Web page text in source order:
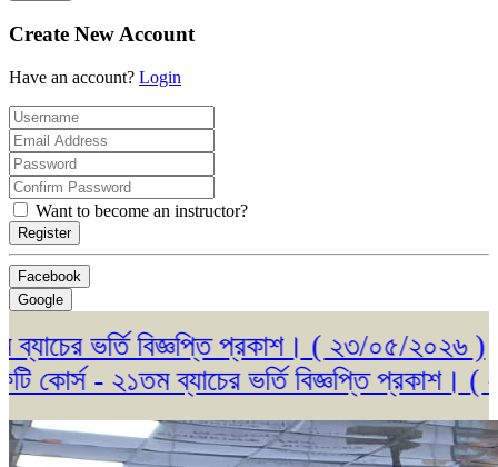
Create New Account
Have an account? Login
Want to become an instructor?
Register
Facebook
Google
প্রকাশ। ( ২৩/০৫/২০২৬ )
ব্যাচের ভর্তি বিজ্ঞপ্তি প্রকাশ। ( ২৩/০৫/২০২৬ )